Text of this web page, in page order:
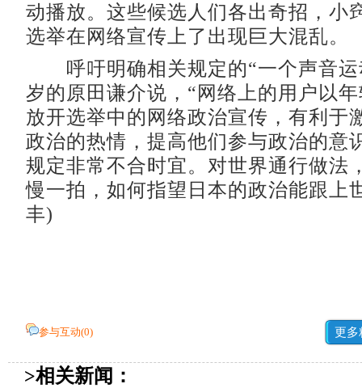
动播放。这些候选人们各出奇招，小
选举在网络宣传上了出现巨大混乱。
呼吁明确相关规定的“一个声音运
岁的原田谦介说，“网络上的用户以
放开选举中的网络政治宣传，有利于
政治的热情，提高他们参与政治的意
规定非常不合时宜。对世界通行做法
慢一拍，如何指望日本的政治能跟上
丰)
参与互动(0) 更多
>相关新闻：